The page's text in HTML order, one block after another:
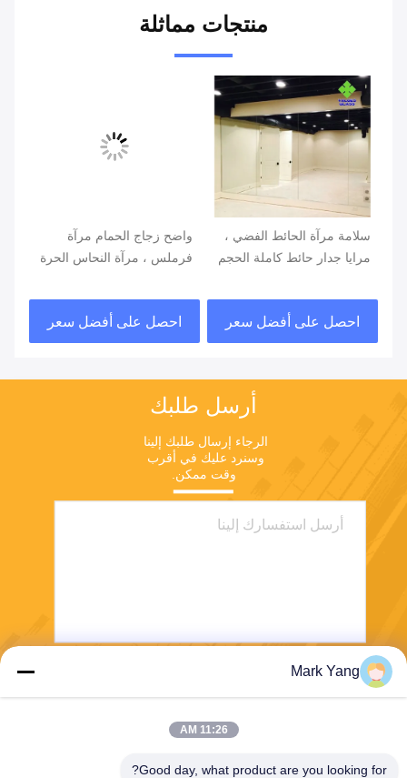
منتجات مماثلة
سلامة مرآة الحائط الفضي ،
مرايا جدار حائط كاملة الحجم
احصل على أفضل سعر
واضح زجاج الحمام مرآة
فرملس ، مرآة النحاس الحرة
احصل على أفضل سعر
أرسل طلبك
وقت ممكن.
Mark Yang
11:26 AM
Good day, what product are you looking for?